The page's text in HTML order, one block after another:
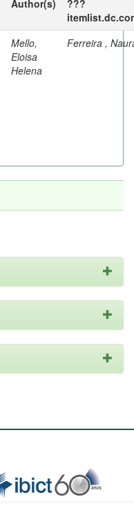
Author(s)
???
Mello,
Eloisa
Helena
Ferreira ,